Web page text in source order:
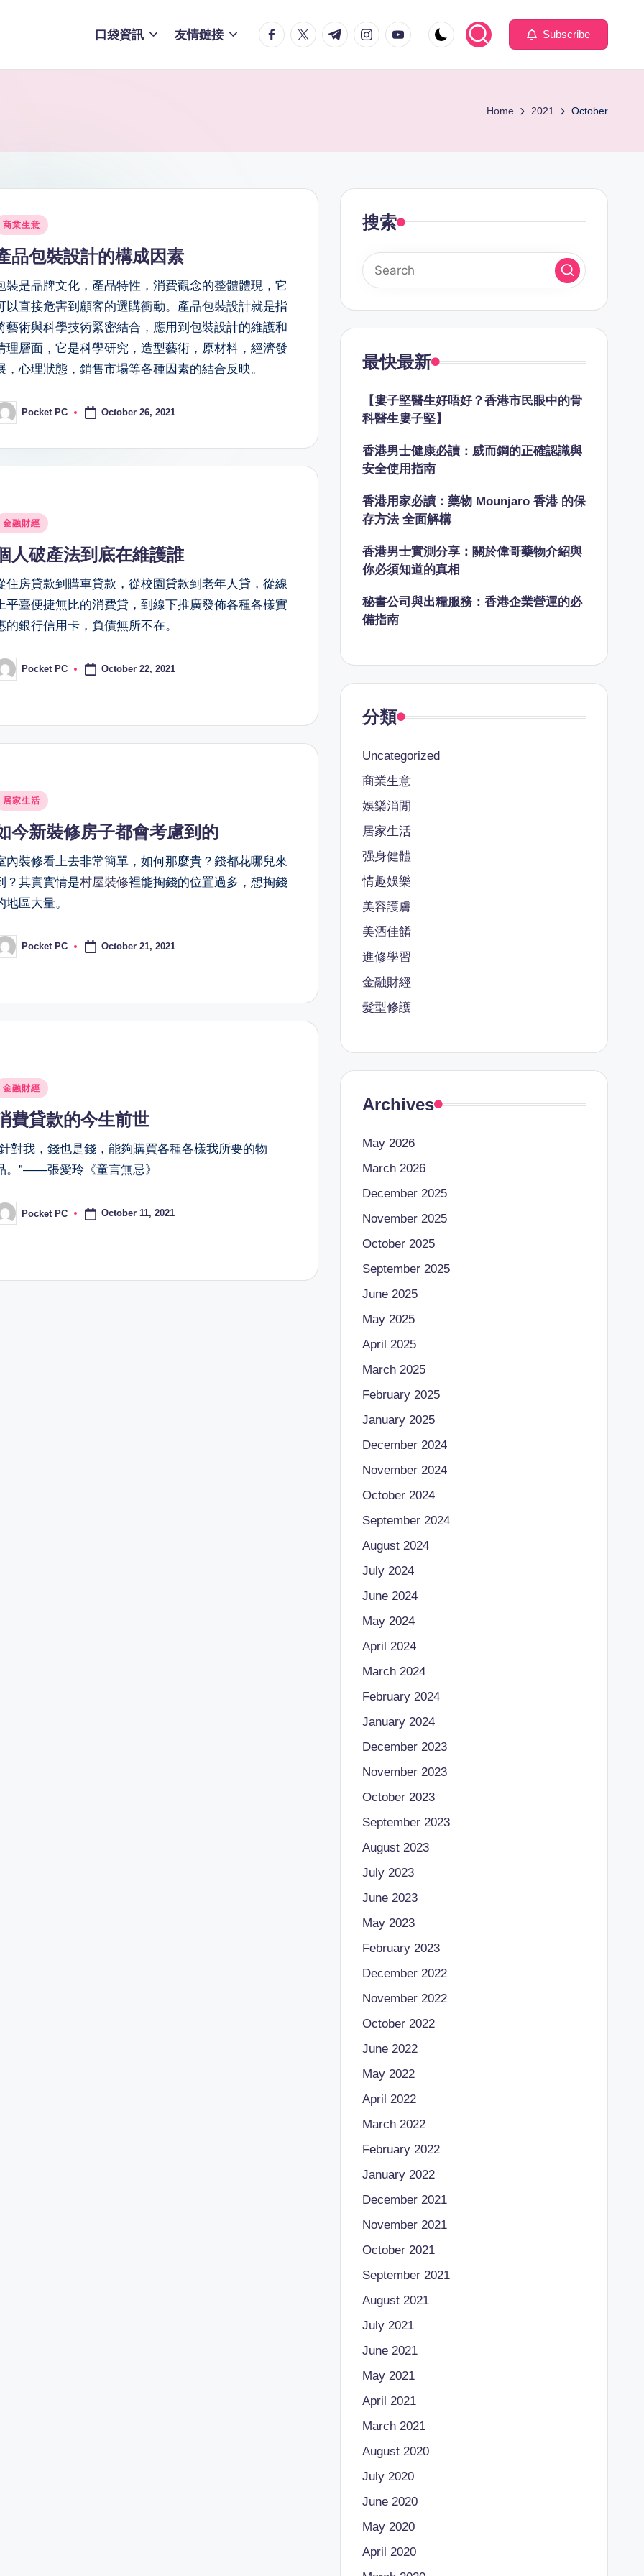
口袋資訊 友情鏈接 facebook.com
twitter.com
t.me instagram.com
youtube.com Subscribe
Home 2021 October
商業生意
品包裝設計的構成因素
裝是品牌文化，產品特性，消費觀念的整體體現，它
以直接危害到顧客的選購衝動。產品包裝設計就是指
藝術與科學技術緊密結合，應用到包裝設計的維護和
理層面，它是科學研究，造型藝術，原材料，經濟發
，心理狀態，銷售市場等各種因素的結合反映。
Pocket PC October 26, 2021
金融財經
人破產法到底在維護誰
住房貸款到購車貸款，從校園貸款到老年人貸，從線
上平臺便捷無比的消費貸，到線下推廣發佈各種各樣實
的銀行信用卡，負債無所不在。
Pocket PC October 22, 2021
居家生活
今新裝修房子都會考慮到的
內裝修看上去非常簡單，如何那麼貴？錢都花哪兒來
？其實實情是村屋裝修裡能掏錢的位置過多，想掏錢
地區大量。
Pocket PC October 21, 2021
金融財經
費貸款的今生前世
對我，錢也是錢，能夠購買各種各樣我所要的物
。”——張愛玲《童言無忌》
Pocket PC October 11, 2021
搜索
最快最新
【婁子堅醫生好唔好？香港市民眼中的骨
科醫生婁子堅】
香港男士健康必讀：威而鋼的正確認識與
安全使用指南
香港用家必讀：藥物 Mounjaro 香港 的保
存方法 全面解構
香港男士實測分享：關於偉哥藥物介紹與
你必須知道的真相
秘書公司與出糧服務：香港企業營運的必
備指南
分類
Uncategorized
商業生意
娛樂消閒
居家生活
强身健體
情趣娛樂
美容護膚
美酒佳餚
進修學習
金融財經
髮型修護
Archives
May 2026
March 2026
December 2025
November 2025
October 2025
September 2025
June 2025
May 2025
April 2025
March 2025
February 2025
January 2025
December 2024
November 2024
October 2024
September 2024
August 2024
July 2024
June 2024
May 2024
April 2024
March 2024
February 2024
January 2024
December 2023
November 2023
October 2023
September 2023
August 2023
July 2023
June 2023
May 2023
February 2023
December 2022
November 2022
October 2022
June 2022
May 2022
April 2022
March 2022
February 2022
January 2022
December 2021
November 2021
October 2021
September 2021
August 2021
July 2021
June 2021
May 2021
April 2021
March 2021
August 2020
July 2020
June 2020
May 2020
April 2020